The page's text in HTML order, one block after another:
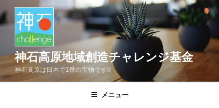
ン
テ
へ
ス
神石高原地域創造チャレンジ基金
神石高原は日本で1番の宝物です!!
メニュー